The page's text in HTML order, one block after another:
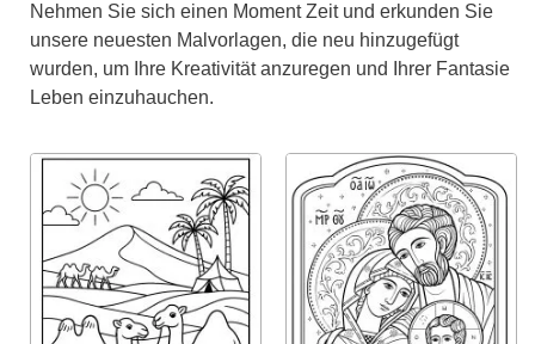
Nehmen Sie sich einen Moment Zeit und erkunden Sie
unsere neuesten Malvorlagen, die neu hinzugefügt
wurden, um Ihre Kreativität anzuregen und Ihrer Fantasie
Leben einzuhauchen.